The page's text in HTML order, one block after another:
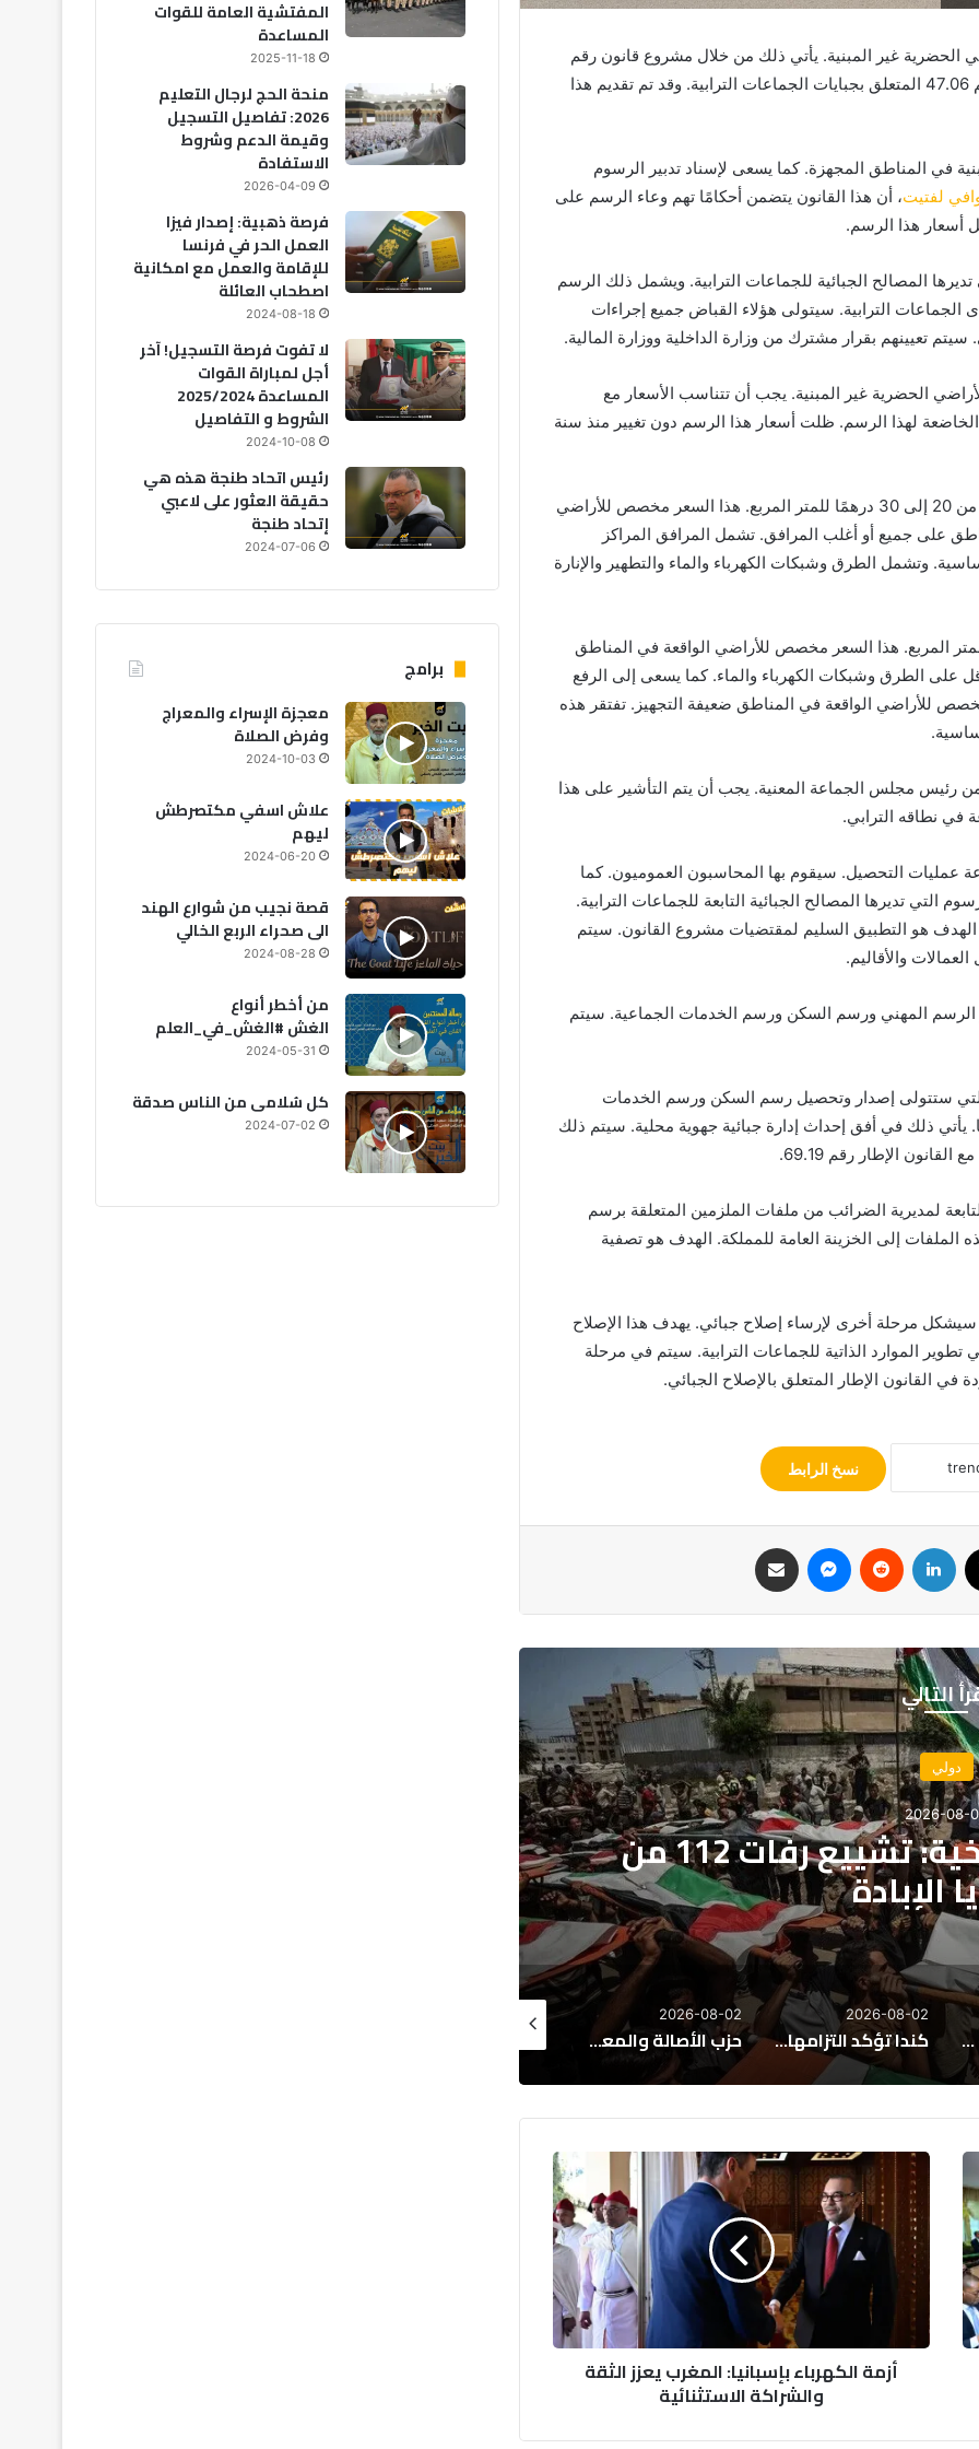
الحضرية غير المبنية. يأتي ذلك من خلال مشروع قانون رقم
14.25. يهدف هذا القانون إلى تغيير وتتميم القانون رقم 47.06 المتعلق بجبايات الجماعات الترابية. وقد تم تقديم هذا
في المناطق المجهزة. كما يسعى لإسناد تدبير الرسوم
لفتيت، أن هذا القانون يتضمن أحكامًا تهم وعاء الرسم على
أسعار هذا الرسم.
المصالح الجبائية للجماعات الترابية. ويشمل ذلك الرسم
الترابية. سيتولى هؤلاء القباض جميع إجراءات
تعيينهم بقرار مشترك من وزارة الداخلية ووزارة المالية.
الحضرية غير المبنية. يجب أن تتناسب الأسعار مع
لهذا الرسم. ظلت أسعار هذا الرسم دون تغيير منذ سنة
يقترح مشروع القانون تغيير أسعار الرسم. سيتم رفعها من 20 إلى 30 درهمًا للمتر المربع. هذا السعر مخصص للأراضي
على جميع أو أغلب المرافق. تشمل المرافق المراكز
وتشمل الطرق وشبكات الكهرباء والماء والتطهير والإنارة
أيضًا إلى الرفع من 10 إلى 15 درهمًا للمتر المربع. هذا السعر مخصص للأراضي الواقعة في المناطق
على الطرق وشبكات الكهرباء والماء. كما يسعى إلى الرفع
للأراضي الواقعة في المناطق ضعيفة التجهيز. تفتقر هذه
من رئيس مجلس الجماعة المعنية. يجب أن يتم التأشير على هذا
في نطاقه الترابي.
التحصيل. سيقوم بها المحاسبون العموميون. كما
تديرها المصالح الجبائية التابعة للجماعات الترابية.
الهدف هو التطبيق السليم لمقتضيات مشروع القانون. سيتم
والأقاليم.
الرسم المهني ورسم السكن ورسم الخدمات الجماعية. سيتم
ستتولى إصدار وتحصيل رسم السكن ورسم الخدمات
يأتي ذلك في أفق إحداث إدارة جبائية جهوية محلية. سيتم ذلك
الإطار رقم 69.19.
لمديرية الضرائب من ملفات الملزمين المتعلقة برسم
إلى الخزينة العامة للمملكة. الهدف هو تصفية
أكد المسؤول الحكومي أن مشروع القانون رقم 14.25 سيشكل مرحلة أخرى لإرساء إصلاح جبائي. يهدف هذا الإصلاح
تطوير الموارد الذاتية للجماعات الترابية. سيتم في مرحلة
في القانون الإطار المتعلق بالإصلاح الجبائي.
نسخ الرابط
التالي
سياسة
2026-08-03
جمهورية النيجر بمناسبة
الوطني لبلاده
كندا تؤكد التزامها بتعزيز العلاقات المغربية الكندية وتوسيع مجالات التعاون
2026-08-02
حزب الأصالة والمعاصرة يدعو إلى مقاربة شاملة لمعالجة ملف الهجرة غير النظامية
2026-08-02
فرنسا تشدد الرقابة على الاستثمارات الأجنبية
2026-08-02
أ
ز
ل
ك
ه
ر
ب
أزمة الكهرباء بإسبانيا: المغرب يعزز الثقة
والشراكة الاستثنائية
المفتشية العامة للقوات
المساعدة
2025-11-18
منحة الحج لرجال التعليم
2026: تفاصيل التسجيل
وقيمة الدعم وشروط
الاستفادة
2026-04-09
فرصة ذهبية: إصدار فيزا
العمل الحر في فرنسا
للإقامة والعمل مع امكانية
اصطحاب العائلة
2024-08-18
لا تفوت فرصة التسجيل! آخر
أجل لمباراة القوات
المساعدة 2025/2024
الشروط و التفاصيل
2024-10-08
رئيس اتحاد طنجة هذه هي
حقيقة العثور على لاعبي
إتحاد طنجة
2024-07-06
برامج
معجزة الإسراء والمعراج
وفرض الصلاة
2024-10-03
علاش اسفي مكتصرطش
ليهم
2024-06-20
قصة نجيب من شوارع الهند
الى صحراء الربع الخالي
2024-08-28
من أخطر أنواع
الغش #الغش_في_العلم
2024-05-31
كل سُلامى من الناس صدقة
2024-07-02